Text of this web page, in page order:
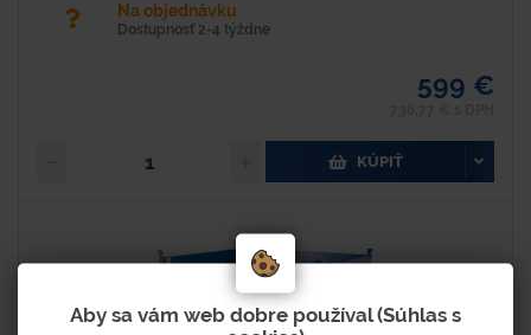
Na objednávku
Dostupnosť 2-4 týždne
599 €
KÚPIŤ
Aby sa vám web dobre používal (Súhlas s